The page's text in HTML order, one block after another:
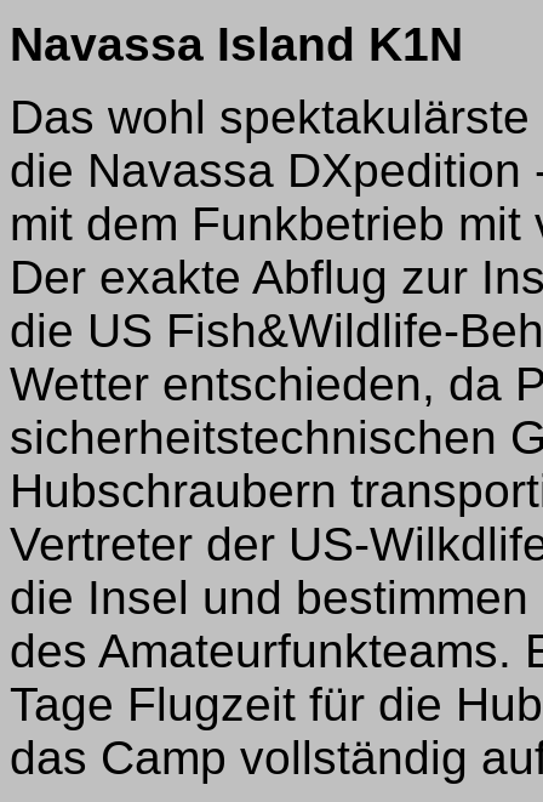
Navassa Island K1N
Das wohl
die Navassa DXpedition
mit dem Funkbetrieb
Der exakte Abflug zur
die US Fish&Wildlife-
Wetter entschieden, da
sicherheitstechnischen
Hubschraubern
Vertreter der US-
die Insel und
des Amateurfunkteams.
Tage Flugzeit für die
das Camp vollständig